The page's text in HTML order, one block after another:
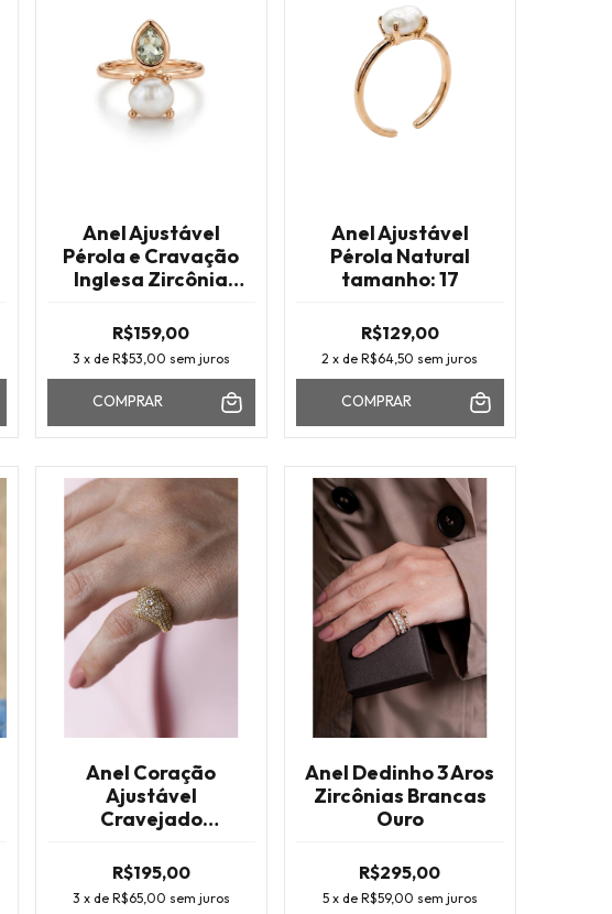
Anel Ajustável
Pérola e Cravação
Inglesa Zircônia
Banho Ouro
R$159,00
3 x de R$53,00 sem juros
COMPRAR
Anel Ajustável
Pérola Natural
tamanho: 17
R$129,00
2 x deR$64,50 sem juros
COMPRAR
Anel Coração
Ajustável
Cravejado
Ouro
R$195,00
3 x de R$65,00 sem juros
Anel Dedinho 3 Aros
Zircônias Brancas
Ouro
R$295,00
5 x de R$59,00 sem juros